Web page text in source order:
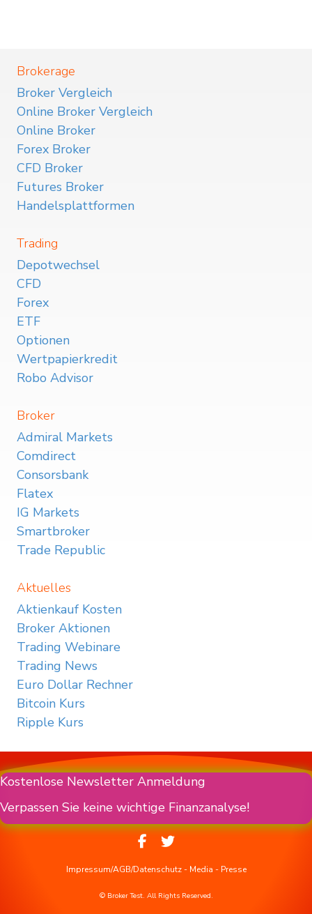
Brokerage
Broker Vergleich
Online Broker Vergleich
Online Broker
Forex Broker
CFD Broker
Futures Broker
Handelsplattformen
Trading
Depotwechsel
CFD
Forex
ETF
Optionen
Wertpapierkredit
Robo Advisor
Broker
Admiral Markets
Comdirect
Consorsbank
Flatex
IG Markets
Smartbroker
Trade Republic
Aktuelles
Aktienkauf Kosten
Broker Aktionen
Trading Webinare
Trading News
Euro Dollar Rechner
Bitcoin Kurs
Ripple Kurs
Kostenlose Newsletter Anmeldung
Verpassen Sie keine wichtige Finanzanalyse!
Impressum/AGB/Datenschutz- Media - Presse
© Broker Test. All Rights Reserved.